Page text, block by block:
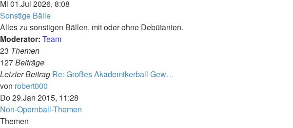
Beitrag
Mi 01.Jul 2026, 8:08
Sonstige Bälle
Alles zu sonstigen Bällen, mit oder ohne Debütanten.
Moderator: Team
23 Themen
127Beiträge
Letzter Beitrag Re: Großes Akademikerball Gew…
von robert000
Beitrag
Do 29.Jan 2015, 11:28
Non-Opernball-Themen
Themen